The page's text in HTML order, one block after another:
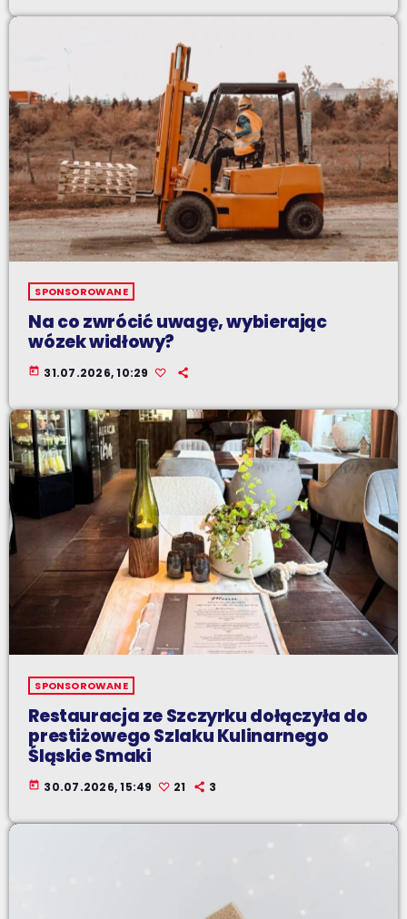
SPONSOROWANE
Na co zwrócić uwagę, wybierając
wózek widłowy?
today 31.07.2026, 10:29
SPONSOROWANE
Restauracja ze Szczyrku dołączyła do
prestiżowego Szlaku Kulinarnego
Śląskie Smaki
today 30.07.2026, 15:49 21 3